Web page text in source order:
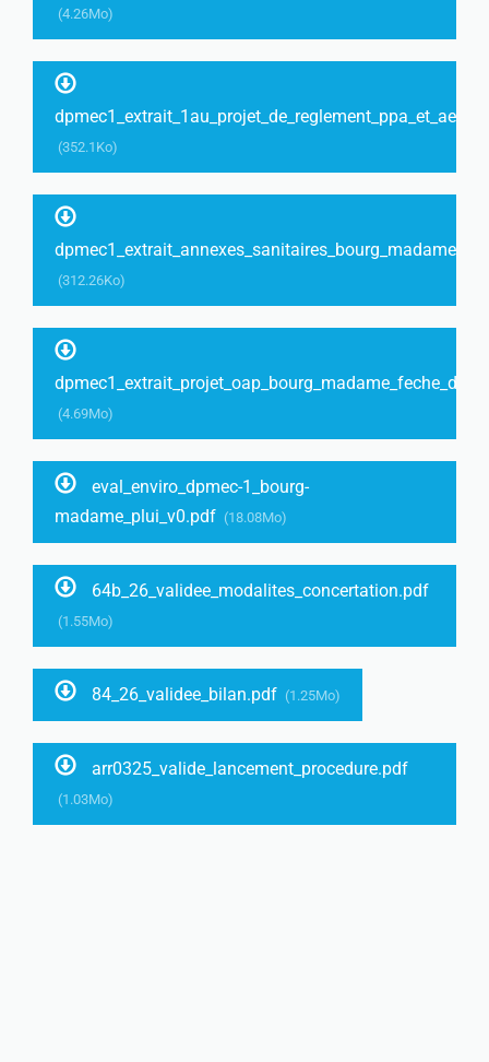
(4.26Mo)
dpmec1_extrait_1au_projet_de_reglement_ppa_et_ae.pdf
(352.1Ko)
(312.26Ko)
(4.69Mo)
eval_enviro_dpmec-1_bourg-
madame_plui_v0.pdf (18.08Mo)
64b_26_validee_modalites_concertation.pdf
(1.55Mo)
84_26_validee_bilan.pdf (1.25Mo)
arr0325_valide_lancement_procedure.pdf
(1.03Mo)